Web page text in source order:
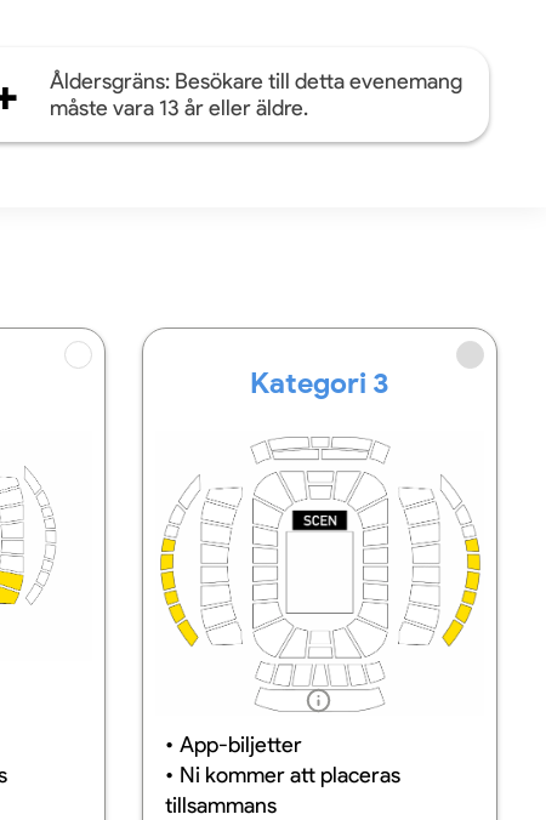
Åldersgräns: Besökare till detta evenemang
måste vara 13 år eller äldre.
Kategori 3
Information
App-biljetter
Ni kommer att placeras
tillsammans